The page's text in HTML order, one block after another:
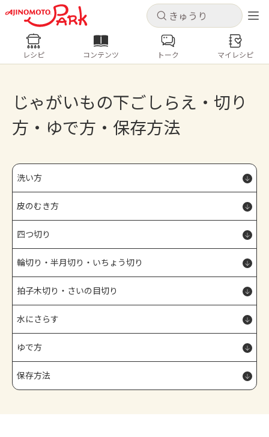
キャンセル
ログインするとレシピを保存できます
ホーム
レシピ
お買い物
キャンセル
レシピ コンテンツ
人気の食材・レシピ
きゅうり トマト
とうもろこし
レシピ コンテンツ トーク マイレシピ
じゃがいもの下ごしらえ・切り
方・ゆで方・保存方法
洗い方
皮のむき方
四つ切り
輪切り・半月切り・いちょう切り
拍子木切り・さいの目切り
水にさらす
ゆで方
保存方法